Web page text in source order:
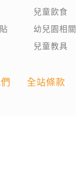
兒童飲食
幼兒園相關
兒童教具
全站條款